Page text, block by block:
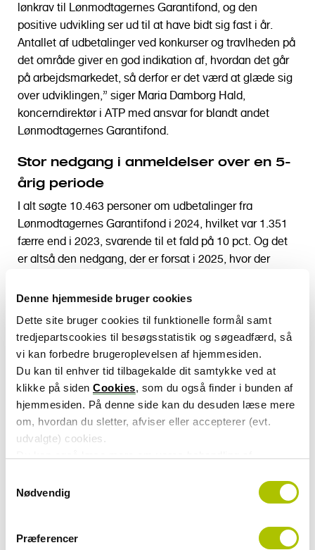
Denne hjemmeside bruger cookies
Dette site bruger cookies til funktionelle formål samt
tredjepartscookies til besøgsstatistik og søgeadfærd, så
vi kan forbedre brugeroplevelsen af hjemmesiden.
Du kan til enhver tid tilbagekalde dit samtykke ved at
klikke på siden Cookies, som du også finder i bunden af
hjemmesiden. På denne side kan du desuden læse mere
om, hvordan du sletter, afviser eller accepterer (evt.
udvalgte) cookies.
Nødvendig
Præferencer
lønkrav til Lønmodtagernes Garantifond, og den
positive udvikling ser ud til at have bidt sig fast i år.
Antallet af udbetalinger ved konkurser og travlheden på
det område giver en god indikation af, hvordan det går
på arbejdsmarkedet, så derfor er det værd at glæde sig
over udviklingen,” siger Maria Damborg Hald,
koncerndirektør i ATP med ansvar for blandt andet
Lønmodtagernes Garantifond.
Stor nedgang i anmeldelser over en 5-
årig periode
I alt søgte 10.463 personer om udbetalinger fra
Lønmodtagernes Garantifond i 2024, hvilket var 1.351
færre end i 2023, svarende til et fald på 10 pct. Og det
er altså den nedgang, der er forsat i 2025, hvor der
lønmodtagere.
Det er inden for Bygge og Anlægsbranchen, at flest har
anmeldt dækning af manglende lønkrav fra
Lønmodtagernes Garantifond i år, mens det er inden for
kategorien ”Industri, Råstofudvinding og
Forsyningsvirksomhed”, at der foreløbigt er udbetalt
mest.
”Hvis udviklingen fortsætter året ud, vil det være under
10.000, der vil søge om manglende løn, hvilket man kan
anmeldelser. Så vi er et helt andet sted i dag, end for
viden om, at Lønmodtagernes Garantifond er med til at
skabe tryghed og sikre, at lønmodtagere får deres